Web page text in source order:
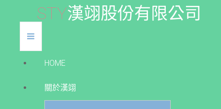
STY漢翊股份有限公司
HOME
關於漢翊